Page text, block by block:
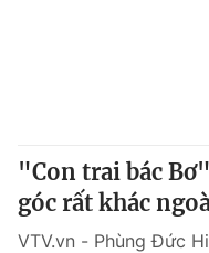
VTV9
Liên hệ tòa soạn
"Con trai bác
góc rất khác
VTV.vn - Phùng Đức